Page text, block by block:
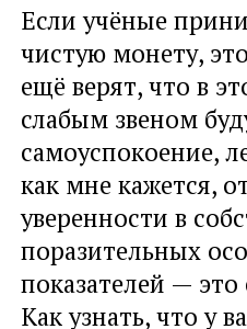
Если учёные
чистую монету,
ещё верят, что в
слабым звеном
самоуспокоение,
как мне кажется,
уверенности в
поразительных
показателей — это
Как узнать, что у